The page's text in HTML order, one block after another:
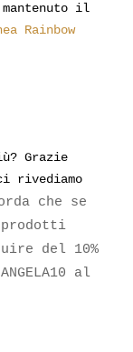
il
Rainbow
Grazie
rivediamo
che se
del 10%
al